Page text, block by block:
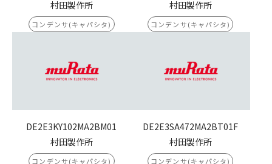
村田製作所
コンデンサ(キャパシタ)
村田製作所
コンデンサ(キャパシタ)
DE2E3KY102MA2BM01
村田製作所
コンデンサ(キャパシタ)
DE2E3SA472MA2BT01F
村田製作所
コンデンサ(キャパシタ)